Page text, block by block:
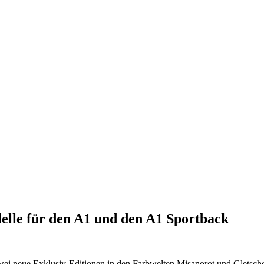
für den A1 und den A1 Sportback